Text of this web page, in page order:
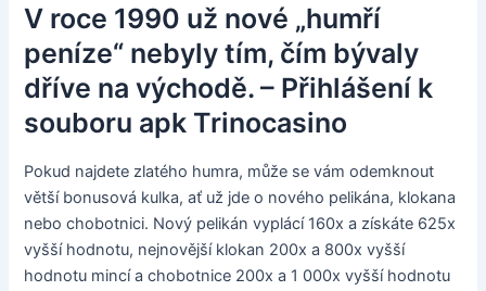
V roce 1990 už nové „humří
peníze“ nebyly tím, čím bývaly
dříve na východě. – Přihlášení k
souboru apk Trinocasino
Pokud najdete zlatého humra, může se vám odemknout
větší bonusová kulka, ať už jde o nového pelikána, klokana
nebo chobotnici. Nový pelikán vyplácí 160x a získáte 625x
vyšší hodnotu, nejnovější klokan 200x a 800x vyšší
hodnotu mincí a chobotnice 200x a 1 000x vyšší hodnotu